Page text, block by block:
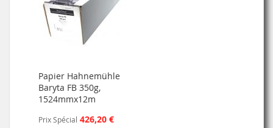
Papier Hahnemühle
Baryta FB 350g,
1524mmx12m
Prix Spécial 426,20 €